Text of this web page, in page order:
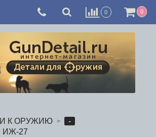
0 0
К ОРУЖИЮ
-
ИЖ-27